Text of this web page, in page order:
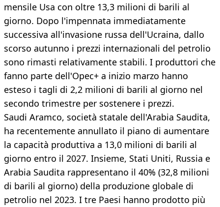
mensile Usa con oltre 13,3 milioni di barili al
giorno. Dopo l'impennata immediatamente
successiva all'invasione russa dell'Ucraina, dallo
scorso autunno i prezzi internazionali del petrolio
sono rimasti relativamente stabili. I produttori che
fanno parte dell'Opec+ a inizio marzo hanno
esteso i tagli di 2,2 milioni di barili al giorno nel
secondo trimestre per sostenere i prezzi.
Saudi Aramco, società statale dell'Arabia Saudita,
ha recentemente annullato il piano di aumentare
la capacità produttiva a 13,0 milioni di barili al
giorno entro il 2027. Insieme, Stati Uniti, Russia e
Arabia Saudita rappresentano il 40% (32,8 milioni
di barili al giorno) della produzione globale di
petrolio nel 2023. I tre Paesi hanno prodotto più